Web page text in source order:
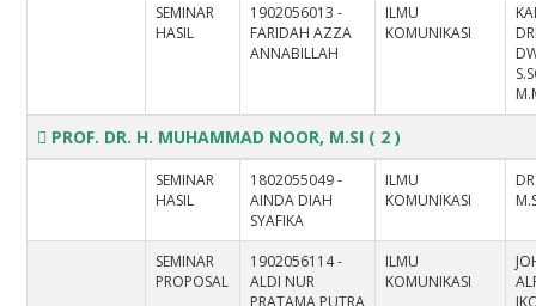
SEMINAR
HASIL
1902056013 -
FARIDAH AZZA
ANNABILLAH
ILMU
KOMUNIKASI
PROF. DR. H. MUHAMMAD NOOR, M.SI ( 2 )
SEMINAR
HASIL
1802055049 -
AINDA DIAH
SYAFIKA
ILMU
KOMUNIKASI
SEMINAR
PROPOSAL
1902056114 -
ALDI NUR
PRATAMA PUTRA
ILMU
KOMUNIKASI